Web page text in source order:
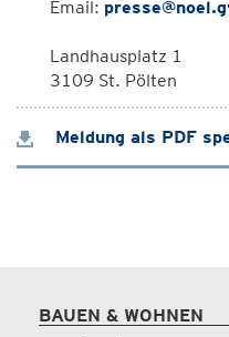
Email:
Landhausplatz 1
3109 St. Pölten
Meldung als PDF
BAUEN & WOHNEN